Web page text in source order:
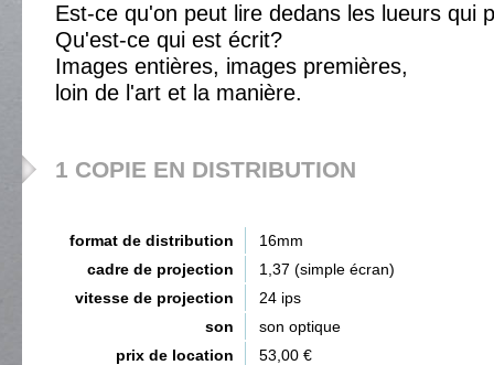
Est-ce qu'on peut lire dedans les lueurs qui
Qu'est-ce qui est écrit?
Images entières, images premières,
loin de l'art et la manière.
1 COPIE EN DISTRIBUTION
format de distribution
16mm
cadre de projection
1,37 (simple écran)
vitesse de projection
24 ips
son
son optique
prix de location
53,00 €